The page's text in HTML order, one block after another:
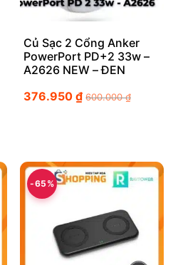
Củ Sạc 2 Cổng Anker
PowerPort PD+2 33w –
A2626 NEW – ĐEN
376.950₫ 600.000₫
-65%